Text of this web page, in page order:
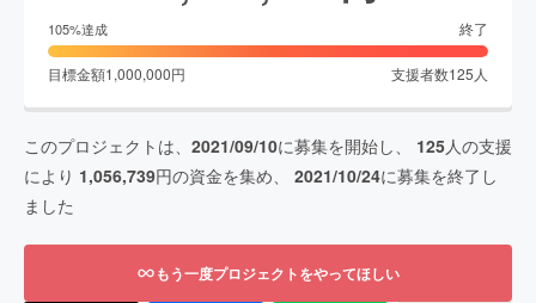
105%達成 終了
目標金額1,000,000円 支援者数125 人
このプロジェクトは、 2021/09/10に募集を開始し、 125人の支援
により 1,056,739円の資金を集め、 2021/10/24に募集を終了し
ました
もう一度プロジェクトをやってほしい